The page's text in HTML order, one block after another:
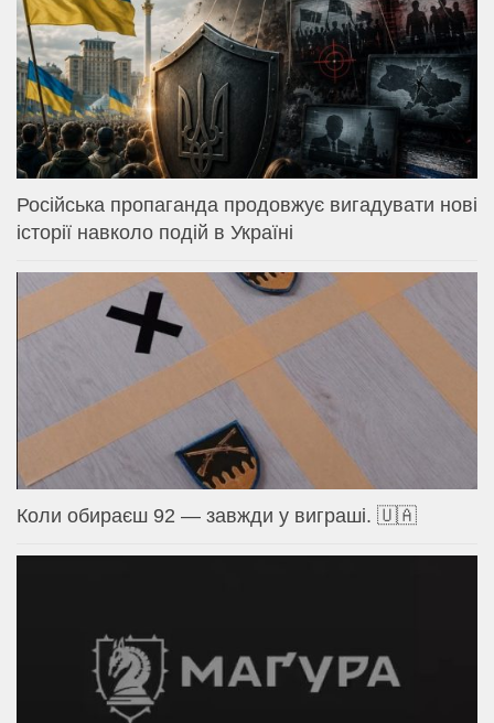
Російська пропаганда продовжує вигадувати нові
історії навколо подій в Україні
Коли обираєш 92 — завжди у виграші. 🇺🇦